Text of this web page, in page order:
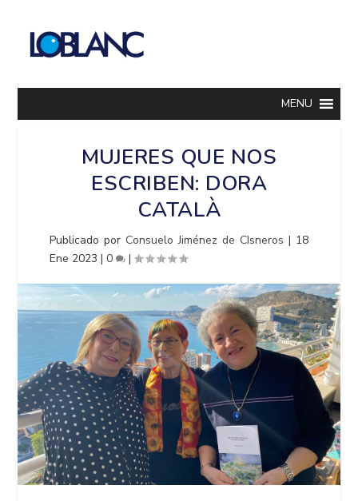
MENU
MUJERES QUE NOS
ESCRIBEN: DORA
CATALÀ
Publicado por Consuelo Jiménez de CIsneros | 18
Ene 2023 |0 |